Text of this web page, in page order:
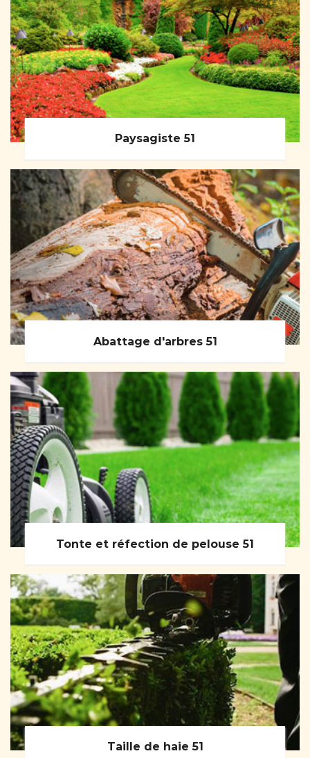
Paysagiste 51
Abattage d'arbres 51
Tonte et réfection de pelouse 51
Taille de haie 51